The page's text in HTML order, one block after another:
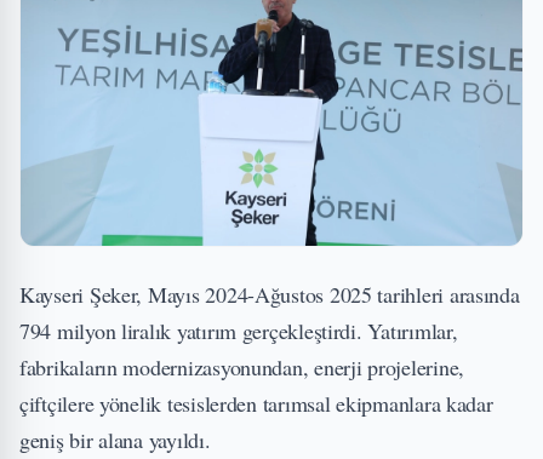
Kayseri Şeker, Mayıs 2024-Ağustos 2025 tarihleri arasında
794 milyon liralık yatırım gerçekleştirdi. Yatırımlar,
fabrikaların modernizasyonundan, enerji projelerine,
çiftçilere yönelik tesislerden tarımsal ekipmanlara kadar
geniş bir alana yayıldı.